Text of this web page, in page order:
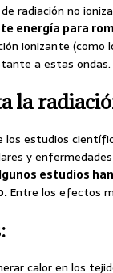
radiación no
energía para
ionizante (como
a estas ondas.
la
los estudios
y
estudios
Entre los efectos
calor en los